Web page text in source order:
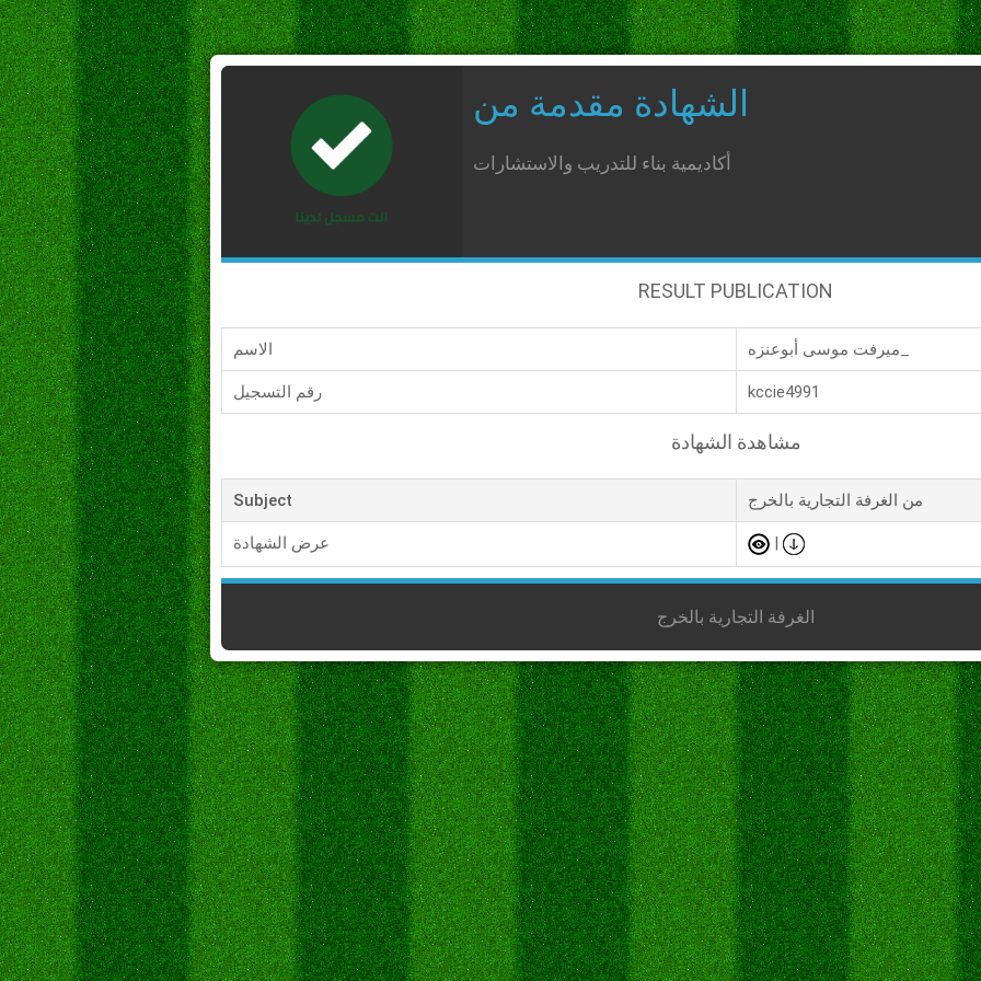
الشهادة مقدمة من
أكاديمية بناء للتدريب والاستشارات
RESULT PUBLICATION
الاسم
رقم التسجيل kccie4991
مشاهدة الشهادة
Subject من الغرفة التجارية بالخرج
عرض الشهادة |
الغرفة التجارية بالخرج